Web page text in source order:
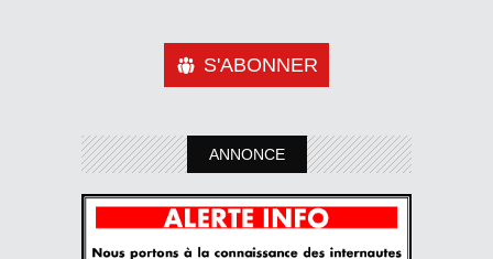
S'ABONNER
ANNONCE